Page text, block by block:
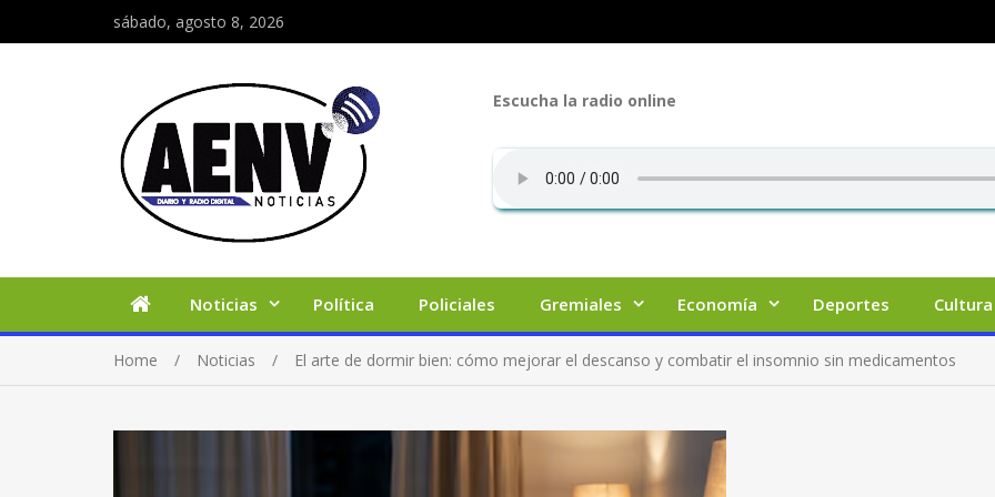
sábado, agosto 8, 2026
Escucha la radio online
Noticias Política Policiales Gremiales Economía Deportes Cultura
Home Noticias El arte de dormir bien: cómo mejorar el descanso y combatir el insomnio sin medicamentos